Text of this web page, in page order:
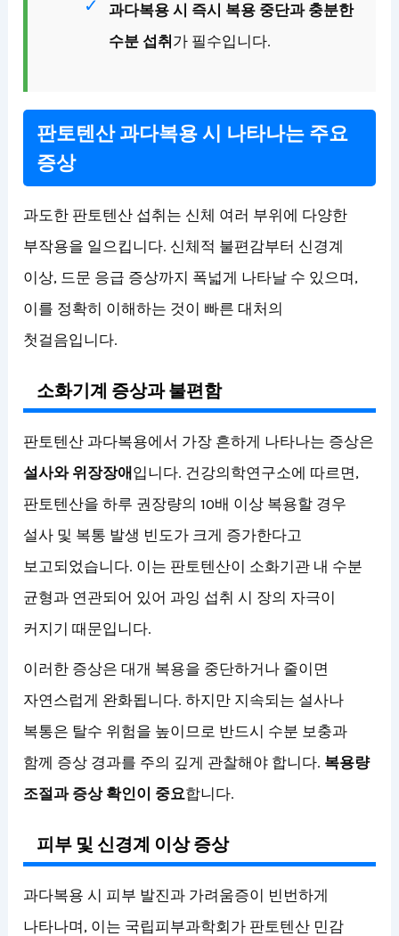
과다복용 시 즉시 복용 중단과 충분한
수분 섭취 가 필수입니다.
판토텐산 과다복용 시 나타나는 주요
증상
과도한 판토텐산 섭취는 신체 여러 부위에 다양한
부작용을 일으킵니다. 신체적 불편감부터 신경계
이상, 드문 응급 증상까지 폭넓게 나타날 수 있으며,
이를 정확히 이해하는 것이 빠른 대처의
첫걸음입니다.
소화기계 증상과 불편함
판토텐산 과다복용에서 가장 흔하게 나타나는 증상은
설사와 위장장애 입니다. 건강의학연구소에 따르면,
판토텐산을 하루 권장량의 10배 이상 복용할 경우
설사 및 복통 발생 빈도가 크게 증가한다고
보고되었습니다. 이는 판토텐산이 소화기관 내 수분
균형과 연관되어 있어 과잉 섭취 시 장의 자극이
커지기 때문입니다.
이러한 증상은 대개 복용을 중단하거나 줄이면
자연스럽게 완화됩니다. 하지만 지속되는 설사나
복통은 탈수 위험을 높이므로 반드시 수분 보충과
함께 증상 경과를 주의 깊게 관찰해야 합니다. 복용량
조절과 증상 확인이 중요합니다.
피부 및 신경계 이상 증상
과다복용 시 피부 발진과 가려움증이 빈번하게
나타나며, 이는 국립피부과학회가 판토텐산 민감